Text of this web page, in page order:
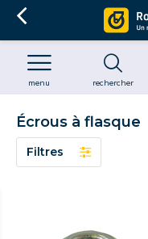
rechercher
menu
Écrous à flasque
Filtres